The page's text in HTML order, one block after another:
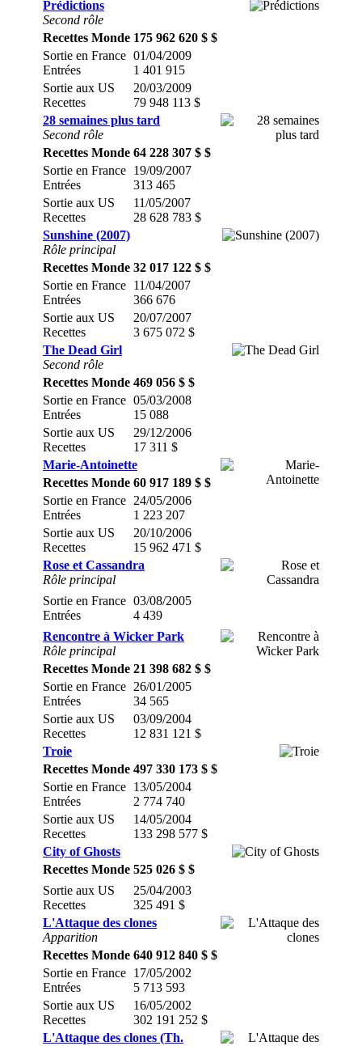
Prédictions
Second rôle
Recettes Monde 175 962 620 $ $
Sortie en France
Entrées
01/04/2009
1 401 915
Sortie aux US
Recettes
20/03/2009
79 948 113 $
28 semaines plus tard
Second rôle
Recettes Monde 64 228 307 $ $
Sortie en France
Entrées
19/09/2007
313 465
Sortie aux US
Recettes
11/05/2007
28 628 783 $
Sunshine (2007)
Rôle principal
Recettes Monde 32 017 122 $ $
Sortie en France
Entrées
11/04/2007
366 676
Sortie aux US
Recettes
20/07/2007
3 675 072 $
The Dead Girl
Second rôle
Recettes Monde 469 056 $ $
Sortie en France
Entrées
05/03/2008
15 088
Sortie aux US
Recettes
29/12/2006
17 311 $
Marie-Antoinette
Recettes Monde 60 917 189 $ $
Sortie en France
Entrées
24/05/2006
1 223 207
Sortie aux US
Recettes
20/10/2006
15 962 471 $
Rose et Cassandra
Rôle principal
Sortie en France
Entrées
03/08/2005
4 439
Rencontre à Wicker Park
Rôle principal
Recettes Monde 21 398 682 $ $
Sortie en France
Entrées
26/01/2005
34 565
Sortie aux US
Recettes
03/09/2004
12 831 121 $
Troie
Recettes Monde 497 330 173 $ $
Sortie en France
Entrées
13/05/2004
2 774 740
Sortie aux US
Recettes
14/05/2004
133 298 577 $
City of Ghosts
Recettes Monde 525 026 $ $
Sortie aux US
Recettes
25/04/2003
325 491 $
L'Attaque des clones
Apparition
Recettes Monde 640 912 840 $ $
Sortie en France
Entrées
17/05/2002
5 713 593
Sortie aux US
Recettes
16/05/2002
302 191 252 $
L'Attaque des clones (Th.